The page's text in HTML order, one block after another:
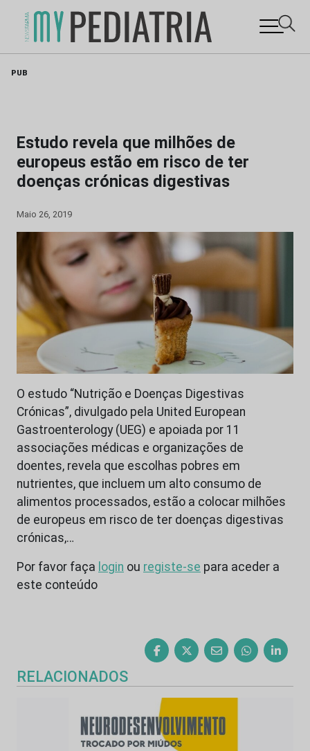
PUB
Estudo revela que milhões de
europeus estão em risco de ter
doenças crónicas digestivas
Maio 26, 2019
O estudo “Nutrição e Doenças Digestivas
Crónicas”, divulgado pela United European
Gastroenterology (UEG) e apoiada por 11
associações médicas e organizações de
doentes, revela que escolhas pobres em
nutrientes, que incluem um alto consumo de
alimentos processados, estão a colocar milhões
de europeus em risco de ter doenças digestivas
crónicas,…
Por favor faça login ou registe-se para aceder a
este conteúdo
RELACIONADOS